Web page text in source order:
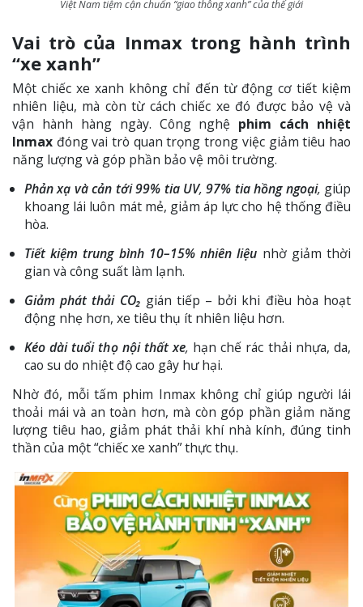
Việt Nam tiệm cận chuẩn “giao thông xanh” của thế giới
Vai trò của Inmax trong hành trình
“xe xanh”
Một chiếc xe xanh không chỉ đến từ động cơ tiết kiệm
nhiên liệu, mà còn từ cách chiếc xe đó được bảo vệ và
vận hành hàng ngày. Công nghệ phim cách nhiệt
Inmax đóng vai trò quan trọng trong việc giảm tiêu hao
năng lượng và góp phần bảo vệ môi trường.
Phản xạ và cản tới 99% tia UV,97% tia hồng ngoại, giúp
khoang lái luôn mát mẻ, giảm áp lực cho hệ thống điều
hòa.
Tiết kiệm trung bình 10–15% nhiên liệu nhờ giảm thời
gian và công suất làm lạnh.
Giảm phát thải CO₂ gián tiếp – bởi khi điều hòa hoạt
động nhẹ hơn, xe tiêu thụ ít nhiên liệu hơn.
Kéo dài tuổi thọ nội thất xe, hạn chế rác thải nhựa, da,
cao su do nhiệt độ cao gây hư hại.
Nhờ đó, mỗi tấm phim Inmax không chỉ giúp người lái
thoải mái và an toàn hơn, mà còn góp phần giảm năng
lượng tiêu hao, giảm phát thải khí nhà kính, đúng tinh
thần của một “chiếc xe xanh” thực thụ.